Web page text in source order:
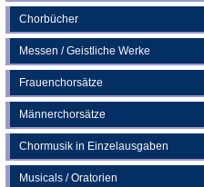
Chorbücher
Messen / Geistliche Werke
Frauenchorsätze
Männerchorsätze
Chormusik in Einzelausgaben
Musicals / Oratorien